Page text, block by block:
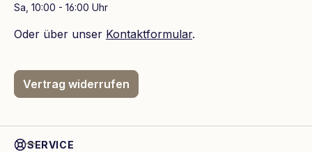
Sa, 10:00 - 16:00 Uhr
Oder über unser Kontaktformular.
Vertrag widerrufen
SERVICE